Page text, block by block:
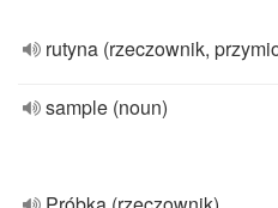
rutyna (rzeczownik,
sample (noun)